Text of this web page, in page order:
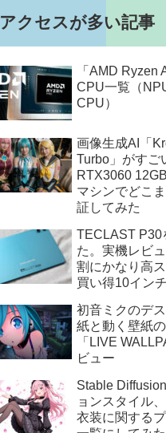
アクセスが多い記事
「AMD Ryzen
CPU一覧（
CPU）
画像生成AI「
Turbo」がすご
RTX3060
マシンでどこ
証してみた
TECLAST P30
た。実機レビ
割にかなり高
買い得10イン
初音ミクのデ
紙と動く壁紙
「LIVE
ビュー
Stable
ョンスタイル
衣装に関する